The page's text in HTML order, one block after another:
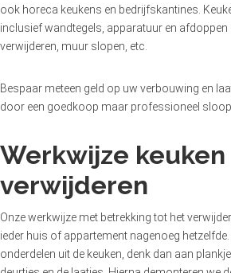
ook horeca keukens en bedrijfskantines.
inclusief wandtegels, apparatuur en afdoppen
verwijderen, muur slopen, etc.
Bespaar meteen geld op uw verbouwing en
door een goedkoop maar professioneel
Werkwijze keuken
verwijderen
Onze werkwijze met betrekking tot het
ieder huis of appartement nagenoeg
onderdelen uit de keuken, denk dan aan